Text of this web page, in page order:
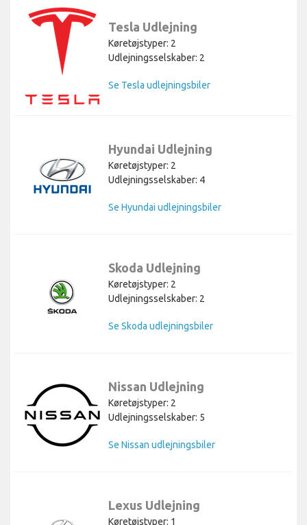
Tesla Udlejning
Køretøjstyper: 2
Udlejningsselskaber: 2
Se Tesla udlejningsbiler
Hyundai Udlejning
Køretøjstyper: 2
Udlejningsselskaber: 4
Se Hyundai udlejningsbiler
Skoda Udlejning
Køretøjstyper: 2
Udlejningsselskaber: 2
Se Skoda udlejningsbiler
Nissan Udlejning
Køretøjstyper: 2
Udlejningsselskaber: 5
Se Nissan udlejningsbiler
Lexus Udlejning
Køretøjstyper: 1